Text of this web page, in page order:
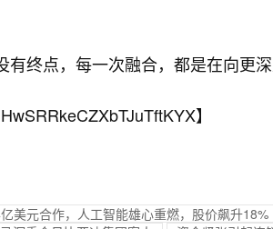
有终点，每一次融合，都是在向更深
】
美元合作，人工智能雄心重燃，股价飙升18%